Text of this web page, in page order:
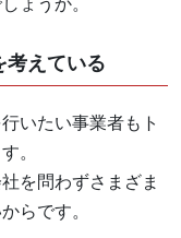
えている
いたい事業者もト
。
を問わずさまざま
らです。